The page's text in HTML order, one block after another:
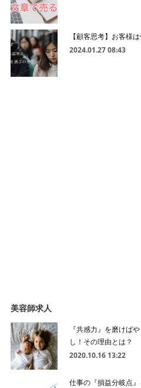
【顧客思考】お客様
2024.01.27 08:43
美容師求人
『共感力』を磨けば
し！その理由とは？
2020.10.16 13:22
仕事の『損益分岐点